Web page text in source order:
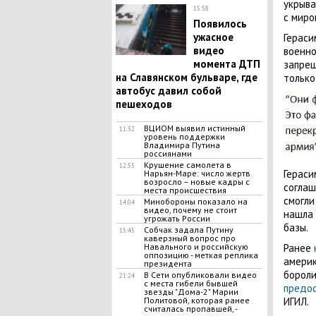
15:58
Появилось
ужасное
видео
момента ДТП
на Славянском бульваре, где
автобус давил собой
пешеходов
11:32
ВЦИОМ выявил истинный
уровень поддержки
Владимира Путина
россиянами
12:55
Крушение самолета в
Нарьян-Маре: число жертв
возросло – новые кадры с
места происшествия
14:04
Минобороны показало на
видео, почему не стоит
угрожать России
15:45
Собчак задала Путину
каверзный вопрос про
Навального и российскую
оппозицию - меткая реплика
президента
21:24
В Сети опубликовали видео
с места гибели бывшей
звезды "Дома-2" Марии
Политовой, которая ранее
считалась пропавшей, -
с
нашла
базы.
Ранее
ИГИЛ.